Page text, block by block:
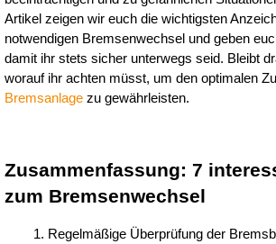
Artikel zeigen wir euch die wichtigsten
notwendigen Bremsenwechsel und geben
damit ihr stets sicher unterwegs seid. Bleibt
Bremsanlage zu gewährleisten.
Zusammenfassung: 7
zum Bremsenwechsel